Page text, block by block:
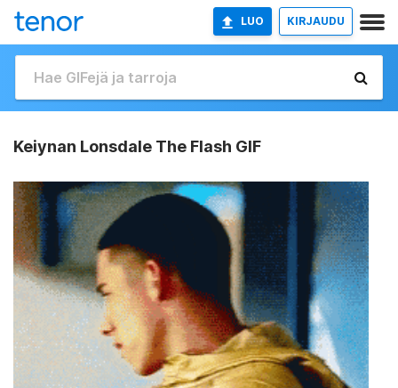
LUO KIRJAUDU
Keiynan Lonsdale The Flash GIF